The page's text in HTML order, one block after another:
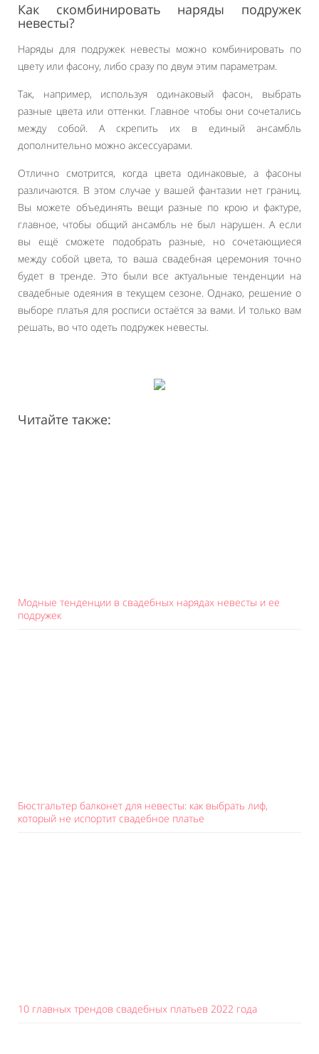
Как скомбинировать наряды подружек
невесты?
Наряды для подружек невесты можно комбинировать по
цвету или фасону, либо сразу по двум этим параметрам.
Так, например, используя одинаковый фасон, выбрать
разные цвета или оттенки. Главное чтобы они сочетались
между собой. А скрепить их в единый ансамбль
дополнительно можно аксессуарами.
Отлично смотрится, когда цвета одинаковые, а фасоны
различаются. В этом случае у вашей фантазии нет границ.
Вы можете объединять вещи разные по крою и фактуре,
главное, чтобы общий ансамбль не был нарушен. А если
вы ещё сможете подобрать разные, но сочетающиеся
между собой цвета, то ваша свадебная церемония точно
будет в тренде. Это были все актуальные тенденции на
свадебные одеяния в текущем сезоне. Однако, решение о
выборе платья для росписи остаётся за вами. И только вам
решать, во что одеть подружек невесты.
Читайте также:
Модные тенденции в свадебных нарядах невесты и ее
подружек
Бюстгальтер балконет для невесты: как выбрать лиф,
который не испортит свадебное платье
10 главных трендов свадебных платьев 2022 года